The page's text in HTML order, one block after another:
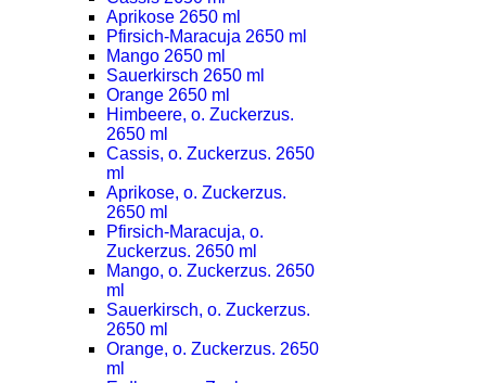
Aprikose 2650 ml
Pfirsich-Maracuja 2650 ml
Mango 2650 ml
Sauerkirsch 2650 ml
Orange 2650 ml
Himbeere, o. Zuckerzus.
2650 ml
Cassis, o. Zuckerzus. 2650
ml
Aprikose, o. Zuckerzus.
2650 ml
Pfirsich-Maracuja, o.
Zuckerzus. 2650 ml
Mango, o. Zuckerzus. 2650
ml
Sauerkirsch, o. Zuckerzus.
2650 ml
Orange, o. Zuckerzus. 2650
ml